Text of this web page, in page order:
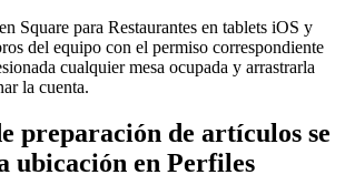
Square para Restaurantes en tablets iOS y
del equipo con el permiso correspondiente
cualquier mesa ocupada y arrastrarla
la cuenta.
preparación de artículos se
ubicación en Perfiles